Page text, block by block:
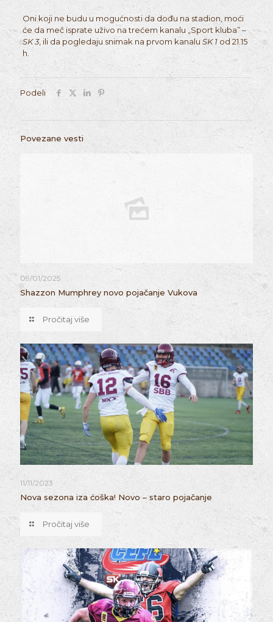
Oni koji ne budu u mogućnosti da dođu na stadion, moći
će da meč isprate uživo na trećem kanalu „Sport kluba” –
SK 3, ili da pogledaju snimak na prvom kanalu SK 1od 21.15
h.
Podeli
Povezane vesti
09/01/2025
Shazzon Mumphrey novo pojačanje Vukova
Pročitaj više
11/11/2023
Nova sezona iza ćoška! Novo – staro pojačanje
Pročitaj više